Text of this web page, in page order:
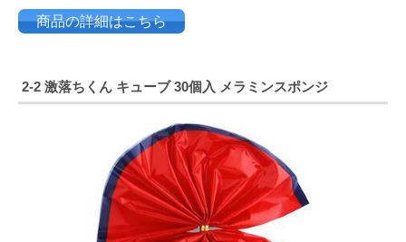
商品の詳細はこちら
2-2 激落ちくん キューブ 30個入 メラミンスポンジ